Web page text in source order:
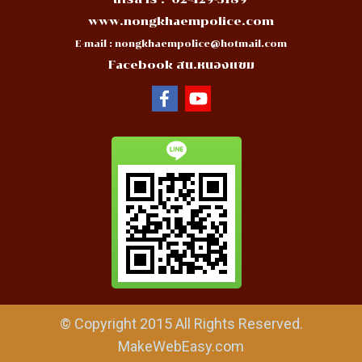
www.nongkhaempolice.com
E-mail : nongkhaempolice@hotmail.com
Facebook สน.หนองแขม
© Copyright 2015 All Rights Reserved.
MakeWebEasy.com